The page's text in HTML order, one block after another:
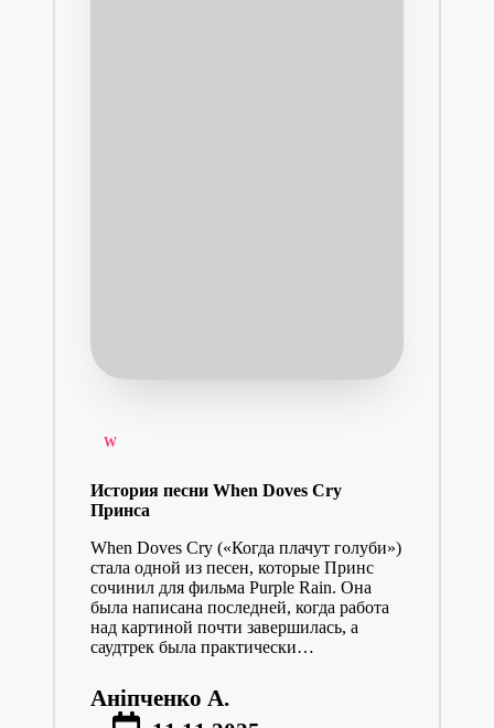
Posted
W
История песни When Doves Cry
Принса
When Doves Cry («Когда плачут голуби»)
стала одной из песен, которые Принс
сочинил для фильма Purple Rain. Она
была написана последней, когда работа
над картиной почти завершилась, а
саудтрек была практически…
Posted
Аніпченко А.